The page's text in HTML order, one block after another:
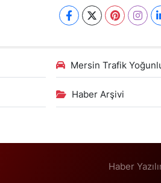
Mersin Trafik
Haber Arşivi
Haber